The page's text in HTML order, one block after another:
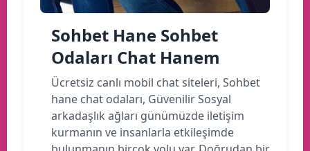
Sohbet Hane Sohbet
Odaları Chat Hanem
Ücretsiz canlı mobil chat siteleri, Sohbet
hane chat odaları, Güvenilir Sosyal
arkadaşlık ağları günümüzde iletişim
kurmanın ve insanlarla etkileşimde